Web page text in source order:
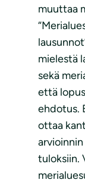
muuttaa
mielestä
sekä
että
ehdotus.
ottaa
tuloksiin.